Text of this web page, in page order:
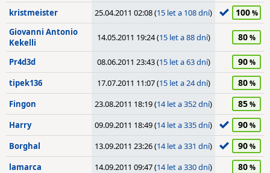
kristmeister 25.04.2011 02:08 (15 let a 108 dní) 100
Giovanni Antonio
Kekelli
14.05.2011 19:24 (15 let a 88 dní) 80
Pr4d3d 08.06.2011 23:43 (15 let a 63 dní) 90
tipek136 17.07.2011 11:07 (15 let a 24 dní) 80
Fingon 23.08.2011 18:19 (14 let a 352 dní) 85
Harry 09.09.2011 18:49 (14 let a 335 dní) 90
Borghal 13.09.2011 23:26 (14 let a 331 dní) 90
lamarca 14.09.2011 09:47 (14 let a 330 dní) 80